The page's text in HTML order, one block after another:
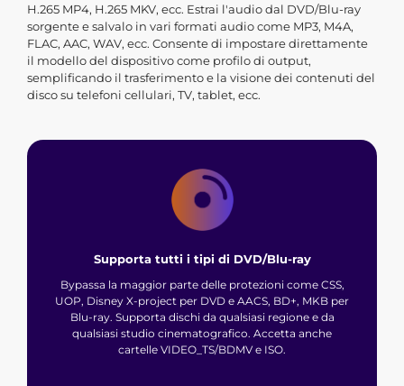
H.265 MP4, H.265 MKV, ecc. Estrai l'audio dal DVD/Blu-ray
sorgente e salvalo in vari formati audio come MP3, M4A,
FLAC, AAC, WAV, ecc. Consente di impostare direttamente
il modello del dispositivo come profilo di output,
semplificando il trasferimento e la visione dei contenuti del
disco su telefoni cellulari, TV, tablet, ecc.
Supporta tutti i tipi di DVD/Blu-ray
Bypassa la maggior parte delle protezioni come CSS,
UOP, Disney X-project per DVD e AACS, BD+, MKB per
Blu-ray. Supporta dischi da qualsiasi regione e da
qualsiasi studio cinematografico. Accetta anche
cartelle VIDEO_TS/BDMV e ISO.